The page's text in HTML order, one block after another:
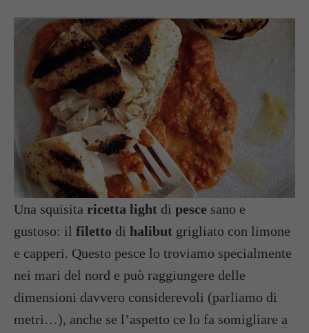
Una squisita ricetta light di pesce sano e
gustoso: il filetto di halibut grigliato con limone
e capperi. Questo pesce lo troviamo specialmente
nei mari del nord e può raggiungere delle
dimensioni davvero considerevoli (parliamo di
metri…), anche se l’aspetto ce lo fa somigliare a